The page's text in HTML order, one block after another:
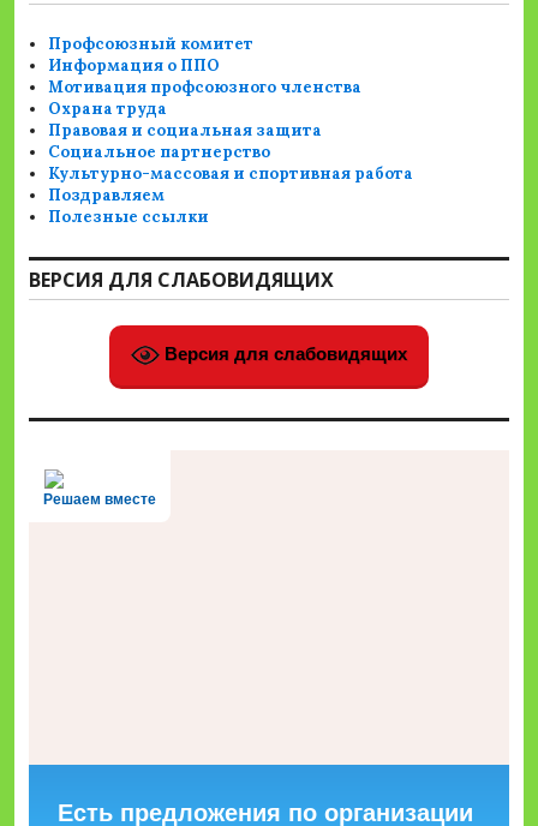
Профсоюзный комитет
Информация о ППО
Мотивация профсоюзного членства
Охрана труда
Правовая и социальная защита
Социальное партнерство
Культурно-массовая и спортивная работа
Поздравляем
Полезные ссылки
ВЕРСИЯ ДЛЯ СЛАБОВИДЯЩИХ
Версия для слабовидящих
Решаем вместе
Есть предложения по организации